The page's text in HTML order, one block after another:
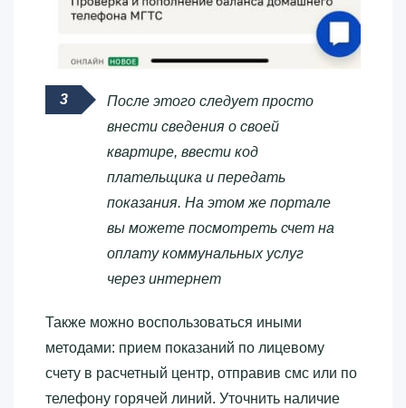
После этого следует просто
внести сведения о своей
квартире, ввести код
плательщика и передать
показания. На этом же портале
вы можете посмотреть счет на
оплату коммунальных услуг
через интернет
Также можно воспользоваться иными
методами: прием показаний по лицевому
счету в расчетный центр, отправив смс или по
телефону горячей линий. Уточнить наличие